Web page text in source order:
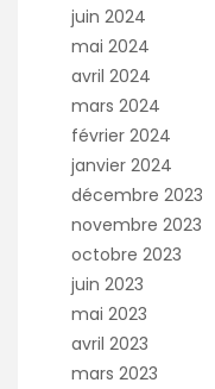
juin 2024
mai 2024
avril 2024
mars 2024
février 2024
janvier 2024
décembre 2023
novembre 2023
octobre 2023
juin 2023
mai 2023
avril 2023
mars 2023